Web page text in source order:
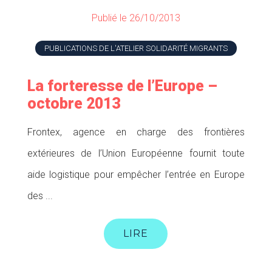
Publié le 26/10/2013
PUBLICATIONS DE L'ATELIER SOLIDARITÉ MIGRANTS
La forteresse de l’Europe –
octobre 2013
Frontex, agence en charge des frontières
extérieures de l’Union Européenne fournit toute
aide logistique pour empêcher l’entrée en Europe
des ...
LIRE